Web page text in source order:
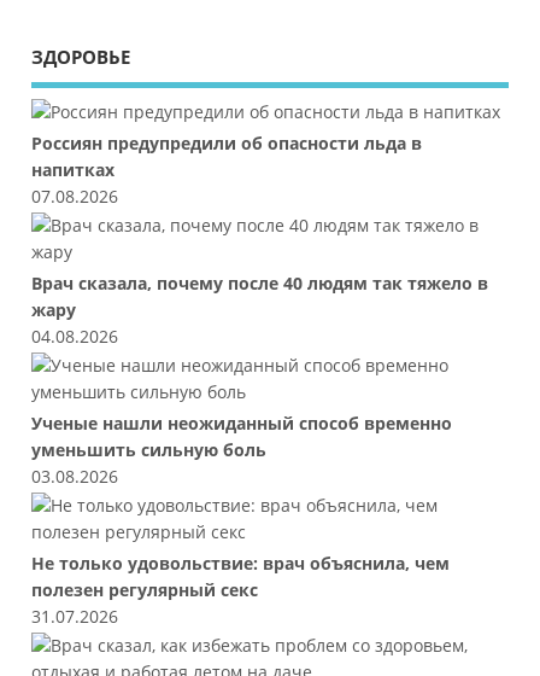
ЗДОРОВЬЕ
Россиян предупредили об опасности льда в
напитках
07.08.2026
Врач сказала, почему после 40 людям так тяжело в
жару
04.08.2026
Ученые нашли неожиданный способ временно
уменьшить сильную боль
03.08.2026
Не только удовольствие: врач объяснила, чем
полезен регулярный секс
31.07.2026